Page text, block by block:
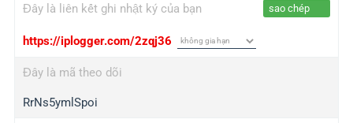
Đây là liên kết ghi nhật ký của bạn sao chép
https://iplogger.com/2zqj36
Đây là mã theo dõi
RrNs5ymlSpoi